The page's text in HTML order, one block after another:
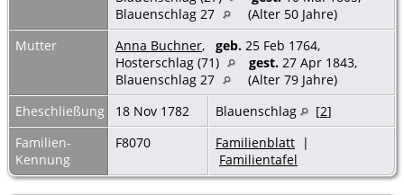
Blauenschlag 27
(Alter 50 Jahre)
Mutter
Anna Buchner, geb. 25 Feb 1764,
Hosterschlag (71)
gest. 27 Apr 1843,
Blauenschlag 27
(Alter 79 Jahre)
Eheschließung
18 Nov 1782 Blauenschlag [2]
Familien-
Kennung
F8070 Familienblatt |
Familientafel